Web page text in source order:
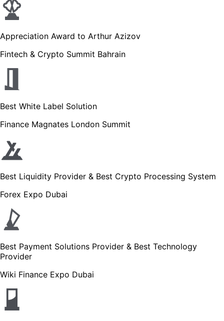
Appreciation Award to Arthur Azizov
Fintech & Crypto Summit Bahrain
Best White Label Solution
Finance Magnates London Summit
Best Liquidity Provider & Best Crypto Processing System
Forex Expo Dubai
Best Payment Solutions Provider & Best Technology
Provider
Wiki Finance Expo Dubai